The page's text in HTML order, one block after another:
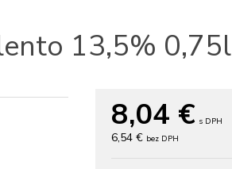
13,5% 0,75l
8,04 € s DPH
6,54 € bez DPH